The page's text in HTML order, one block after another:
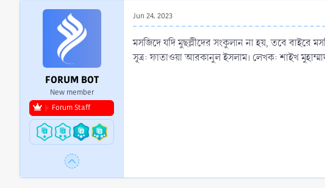
r
FORUM BOT
New member
Forum Staff
Jun 24, 2023
মসজিদে যদি মুছল্লীদের সংকুলান না হয়, তবে বাইরে
সূত্র: ফাতাওয়া আরকানুল ইসলাম। লেখক: শাইখ